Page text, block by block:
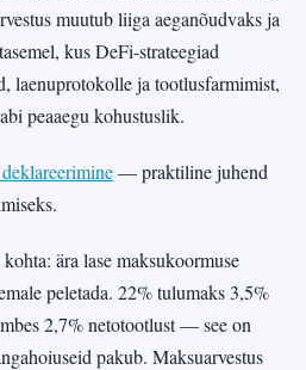
muutub liiga aeganõudvaks ja
kus DeFi-strateegiad
laenuprotokolle ja tootlusfarmimist,
peaaegu kohustuslik.
— praktiline juhend
ära lase maksukoormuse
peletada. 22% tulumaks 3,5%
2,7% netotootlust — see on
pakub. Maksuarvestus